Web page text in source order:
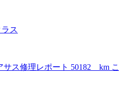
ス
修理レポート 50182 km こ